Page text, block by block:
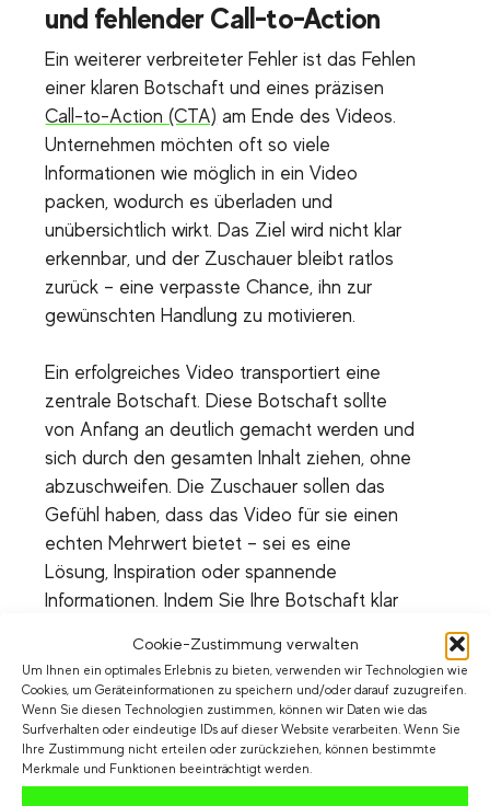
Cookie-Zustimmung verwalten
Um Ihnen ein optimales Erlebnis zu bieten, verwenden wir Technologien wie
Cookies, um Geräteinformationen zu speichern und/oder darauf zuzugreifen.
Wenn Sie diesen Technologien zustimmen, können wir Daten wie das
Surfverhalten oder eindeutige IDs auf dieser Website verarbeiten. Wenn Sie
Ihre Zustimmung nicht erteilen oder zurückziehen, können bestimmte
Merkmale und Funktionen beeinträchtigt werden.
und fehlender Call-to-Action
Ein weiterer verbreiteter Fehler ist das Fehlen
einer klaren Botschaft und eines präzisen
Call-to-Action (CTA) am Ende des Videos.
Unternehmen möchten oft so viele
Informationen wie möglich in ein Video
packen, wodurch es überladen und
unübersichtlich wirkt. Das Ziel wird nicht klar
erkennbar, und der Zuschauer bleibt ratlos
zurück – eine verpasste Chance, ihn zur
gewünschten Handlung zu motivieren.
Ein erfolgreiches Video transportiert eine
zentrale Botschaft. Diese Botschaft sollte
von Anfang an deutlich gemacht werden und
sich durch den gesamten Inhalt ziehen, ohne
abzuschweifen. Die Zuschauer sollen das
Gefühl haben, dass das Video für sie einen
echten Mehrwert bietet – sei es eine
Lösung, Inspiration oder spannende
Informationen. Indem Sie Ihre Botschaft klar
kohärentes Seherlebnis, das in Erinnerung
bleibt.
Ein starker Call-to-Action als Abschluss
Der Call-to-Action ist das Herzstück eines